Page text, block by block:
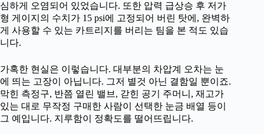
심하게 오염되어 있었습니다. 또한 압력 급상승 후 저가
형 게이지의 수치가 15 psi에 고정되어 버린 탓에, 완벽하
게 사용할 수 있는 카트리지를 버리는 팀을 본 적도 있습
니다.
가혹한 현실은 이렇습니다. 대부분의 차압계 오차는 눈
에 띄는 고장이 아닙니다. 그저 별것 아닌 결함일 뿐이죠.
막힌 측정구, 반쯤 열린 밸브, 갇힌 공기 주머니, 재고가
있는 대로 무작정 구매한 사람이 선택한 눈금 배열 등이
그 예입니다. 지루함이 정확도를 떨어뜨립니다.